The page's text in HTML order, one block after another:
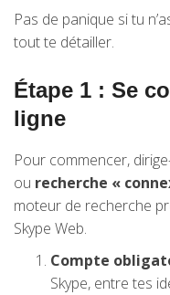
Pas de panique si tu
tout te détailler.
Étape 1 : Se
ligne
Pour commencer,
ou recherche «
moteur de recherche
Skype Web.
Compte
Skype, entre tes